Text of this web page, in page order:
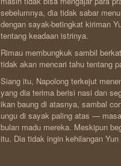
sebelumnya, dia tidak sabar
dengan sayak-betingkat kiriman
tentang keadaan istrinya.
Rimau membungkuk sambil
tidak akan mencari tahu tentang
Siang itu, Napolong terkejut
yang dia terima berisi nasi dan
ikan baung di atasnya, sambal
ungu di sayak paling atas —
bulan madu mereka. Meskipun
itu. Dia tidak ingin kehilangan Yun